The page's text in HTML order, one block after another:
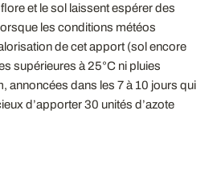
et le sol laissent espérer des
les conditions météos
de cet apport (sol encore
supérieures à 25°C ni pluies
annoncées dans les 7 à 10 jours qui
d’apporter 30 unités d’azote